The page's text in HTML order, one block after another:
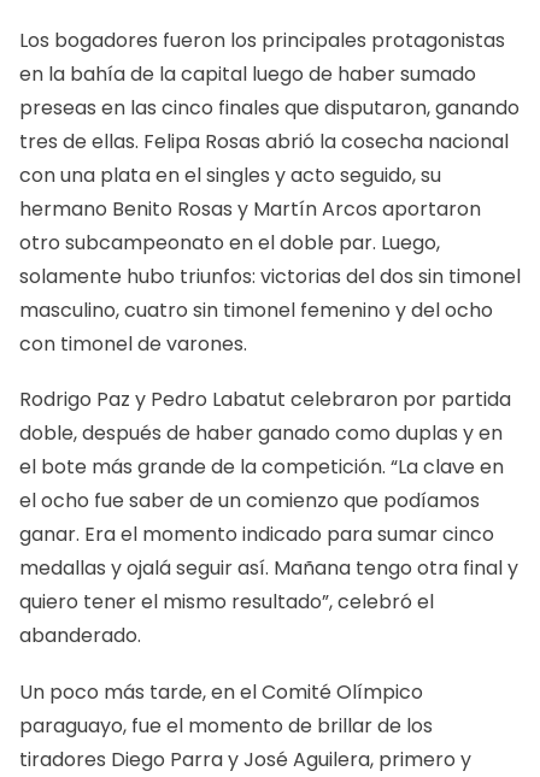
Los bogadores fueron los principales protagonistas
en la bahía de la capital luego de haber sumado
preseas en las cinco finales que disputaron, ganando
tres de ellas. Felipa Rosas abrió la cosecha nacional
con una plata en el singles y acto seguido, su
hermano Benito Rosas y Martín Arcos aportaron
otro subcampeonato en el doble par. Luego,
solamente hubo triunfos: victorias del dos sin timonel
masculino, cuatro sin timonel femenino y del ocho
con timonel de varones.
Rodrigo Paz y Pedro Labatut celebraron por partida
doble, después de haber ganado como duplas y en
el bote más grande de la competición. “La clave en
el ocho fue saber de un comienzo que podíamos
ganar. Era el momento indicado para sumar cinco
medallas y ojalá seguir así. Mañana tengo otra final y
quiero tener el mismo resultado”, celebró el
abanderado.
Un poco más tarde, en el Comité Olímpico
paraguayo, fue el momento de brillar de los
tiradores Diego Parra y José Aguilera, primero y